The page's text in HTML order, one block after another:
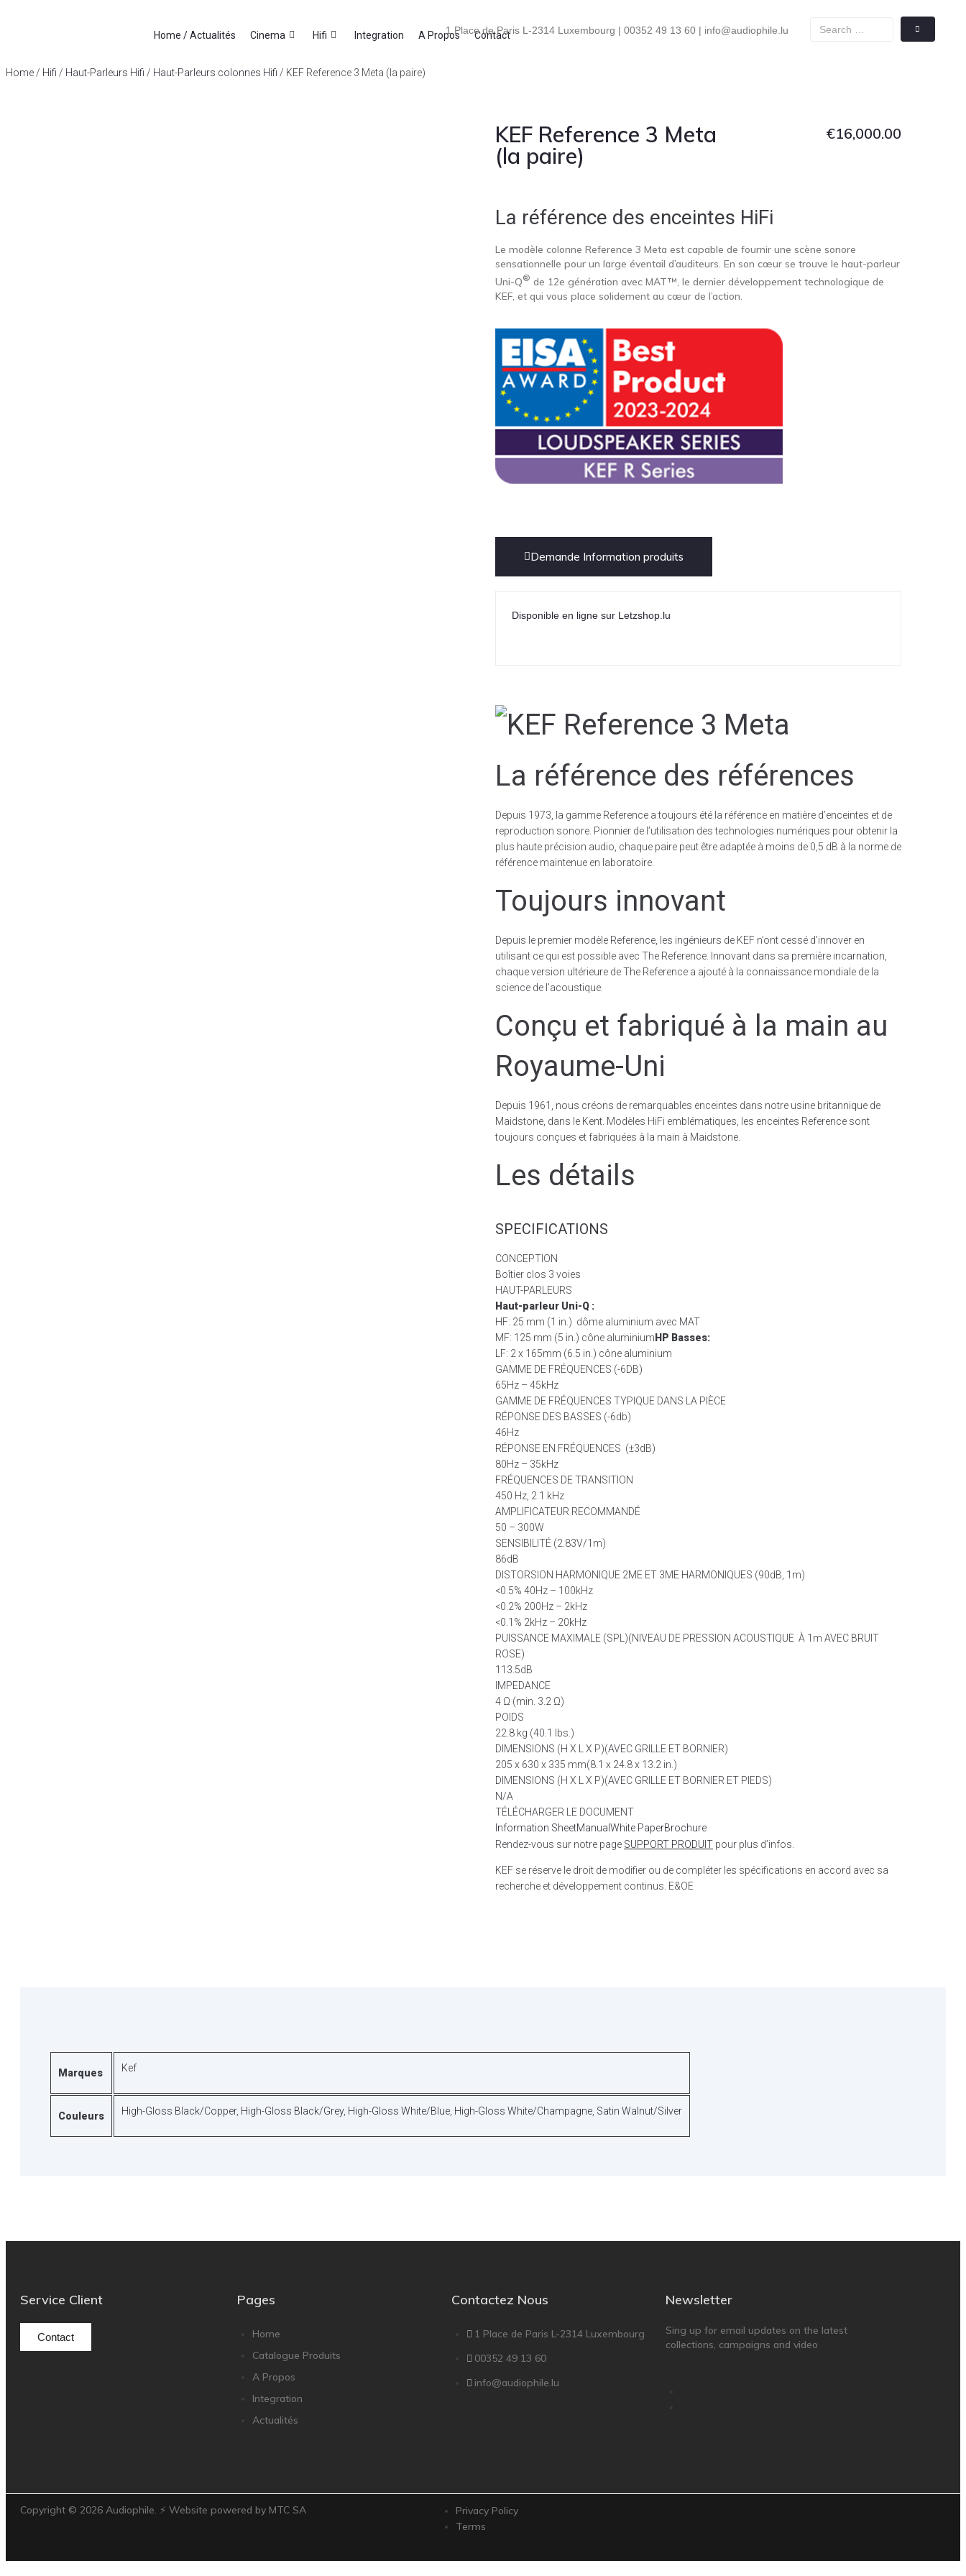
1 Place de Paris L-2314 Luxembourg | 00352 49 13 60 | info@audiophile.lu
Home / Actualités Cinema Hifi Integration A Propos Contact
Home / Hifi / Haut-Parleurs Hifi / Haut-Parleurs colonnes Hifi / KEF Reference 3 Meta (la paire)
KEF Reference 3 Meta
(la paire)
€16,000.00
La référence des enceintes HiFi
Le modèle colonne Reference 3 Meta est capable de fournir une scène sonore
sensationnelle pour un large éventail d’auditeurs. En son cœur se trouve le haut-parleur
Uni-Q® de 12e génération avec MAT™, le dernier développement technologique de
KEF, et qui vous place solidement au cœur de l’action.
Demande Information produits
Disponible en ligne sur Letzshop.lu
La référence des références
Depuis 1973, la gamme Reference a toujours été la référence en matière d’enceintes et de
reproduction sonore. Pionnier de l’utilisation des technologies numériques pour obtenir la
plus haute précision audio, chaque paire peut être adaptée à moins de 0,5 dB à la norme de
référence maintenue en laboratoire.
Toujours innovant
Depuis le premier modèle Reference, les ingénieurs de KEF n’ont cessé d’innover en
utilisant ce qui est possible avec The Reference. Innovant dans sa première incarnation,
chaque version ultérieure de The Reference a ajouté à la connaissance mondiale de la
science de l’acoustique.
Conçu et fabriqué à la main au
Royaume-Uni
Depuis 1961, nous créons de remarquables enceintes dans notre usine britannique de
Maidstone, dans le Kent. Modèles HiFi emblématiques, les enceintes Reference sont
toujours conçues et fabriquées à la main à Maidstone.
Les détails
SPECIFICATIONS
CONCEPTION
Boîtier clos 3 voies
HAUT-PARLEURS
Haut-parleur Uni-Q :
HF: 25 mm (1 in.) dôme aluminium avec MAT
MF: 125 mm (5 in.) cône aluminium HP Basses:
LF: 2 x 165mm (6.5 in.) cône aluminium
GAMME DE FRÉQUENCES (-6DB)
65Hz – 45kHz
GAMME DE FRÉQUENCES TYPIQUE DANS LA PIÈCE
RÉPONSE DES BASSES (-6db)
46Hz
RÉPONSE EN FRÉQUENCES (±3dB)
80Hz – 35kHz
FRÉQUENCES DE TRANSITION
450 Hz, 2.1 kHz
AMPLIFICATEUR RECOMMANDÉ
50 – 300W
SENSIBILITÉ (2.83V/1m)
86dB
DISTORSION HARMONIQUE 2ME ET 3ME HARMONIQUES (90dB, 1m)
<0.5% 40Hz – 100kHz
<0.2% 200Hz – 2kHz
<0.1% 2kHz – 20kHz
PUISSANCE MAXIMALE (SPL)(NIVEAU DE PRESSION ACOUSTIQUE À 1m AVEC BRUIT
ROSE)
113.5dB
IMPEDANCE
4 Ω (min. 3.2 Ω)
POIDS
22.8 kg (40.1 lbs.)
DIMENSIONS (H X L X P)(AVEC GRILLE ET BORNIER)
205 x 630 x 335 mm(8.1 x 24.8 x 13.2 in.)
DIMENSIONS (H X L X P)(AVEC GRILLE ET BORNIER ET PIEDS)
N/A
TÉLÉCHARGER LE DOCUMENT
Information SheetManualWhite PaperBrochure
Rendez-vous sur notre page SUPPORT PRODUIT pour plus d’infos.
KEF se réserve le droit de modifier ou de compléter les spécifications en accord avec sa
recherche et développement continus. E&OE
Marques Kef
Couleurs High-Gloss Black/Copper, High-Gloss Black/Grey, High-Gloss White/Blue High-Gloss White/Champagne Satin Walnut/Silver
Service Client
Contact
Pages
Home
Catalogue Produits
A Propos
Integration
Actualités
Contactez Nous
1 Place de Paris L-2314 Luxembourg
00352 49 13 60
info@audiophile.lu
Newsletter
Sing up for email updates on the latest
collections, campaigns and video
Copyright © 2026 Audiophile. ⚡ Website powered by MTC SA
Privacy Policy
Terms